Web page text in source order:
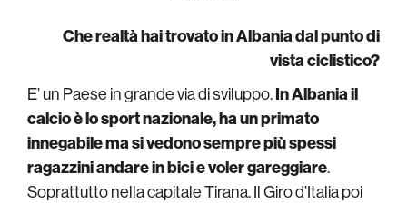
Che realtà hai trovato in Albania dal punto di
vista ciclistico?
E’ un Paese in grande via di sviluppo.In Albania il
calcio è lo sport nazionale, ha un primato
innegabile ma si vedono sempre più spessi
ragazzini andare in bici e voler gareggiare.
Soprattutto nella capitale Tirana. Il Giro d’Italia poi